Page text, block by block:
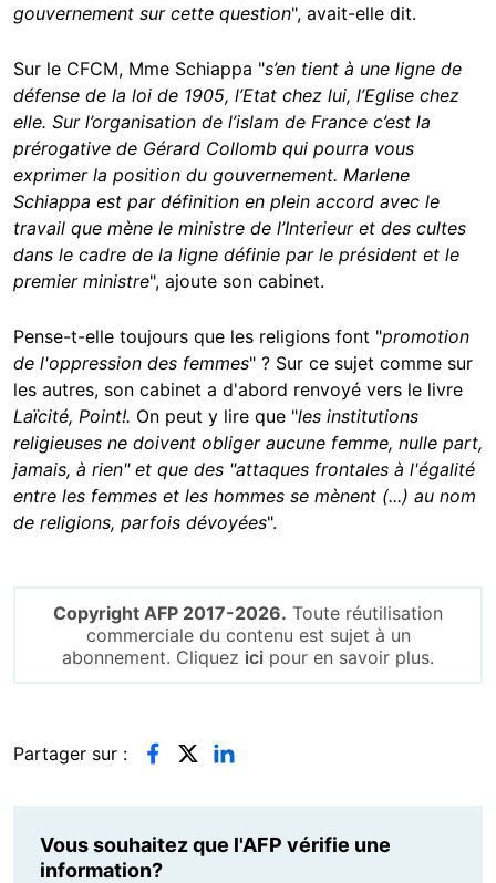
gouvernement sur cette question", avait-elle dit.
Sur le CFCM, Mme Schiappa "s’en tient à une ligne de
défense de la loi de 1905, l’Etat chez lui, l’Eglise chez
elle. Sur l’organisation de l’islam de France c’est la
prérogative de Gérard Collomb qui pourra vous
exprimer la position du gouvernement. Marlene
Schiappa est par définition en plein accord avec le
travail que mène le ministre de l’Interieur et des cultes
dans le cadre de la ligne définie par le président et le
premier ministre", ajoute son cabinet.
Pense-t-elle toujours que les religions font "promotion
de l'oppression des femmes" ? Sur ce sujet comme sur
les autres, son cabinet a d'abord renvoyé vers le livre
Laïcité, Point!. On peut y lire que "les institutions
religieuses ne doivent obliger aucune femme, nulle part,
jamais, à rien" et que des "attaques frontales à l'égalité
entre les femmes et les hommes se mènent (...) au nom
de religions, parfois dévoyées".
Copyright AFP 2017-2026. Toute réutilisation
commerciale du contenu est sujet à un
abonnement. Cliquez ici pour en savoir plus.
Partager sur :
Vous souhaitez que l'AFP vérifie une
information?